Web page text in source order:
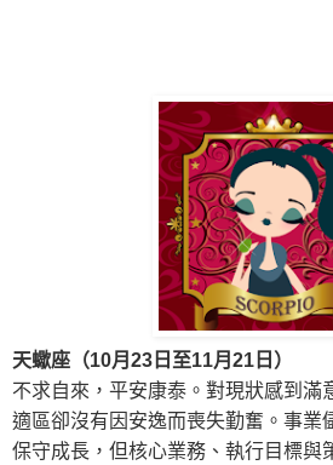
天蠍座（10月23日至11月21日）
不求自來，平安康泰。對現狀感到滿
適區卻沒有因安逸而喪失勤奮。 事業
保守成長，但核心業務、執行目標與